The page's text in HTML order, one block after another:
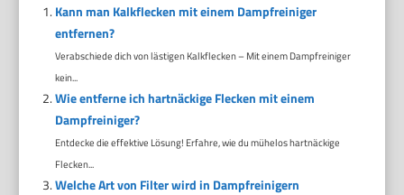
Kann man Kalkflecken mit einem Dampfreiniger
entfernen?
Verabschiede dich von lästigen Kalkflecken – Mit einem Dampfreiniger
kein...
Wie entferne ich hartnäckige Flecken mit einem
Dampfreiniger?
Entdecke die effektive Lösung! Erfahre, wie du mühelos hartnäckige
Flecken...
Welche Art von Filter wird in Dampfreinigern